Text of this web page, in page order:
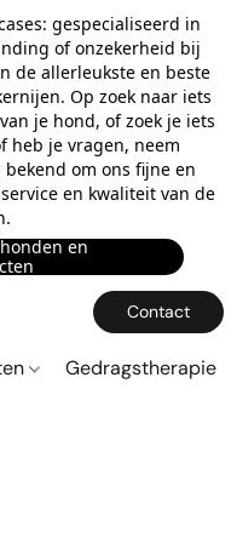
gespecialiseerd in
of onzekerheid bij
de allerleukste en beste
Op zoek naar iets
je hond, of zoek je iets
heb je vragen, neem
om ons fijne en
en kwaliteit van de
en
Contact
Gedragstherapie